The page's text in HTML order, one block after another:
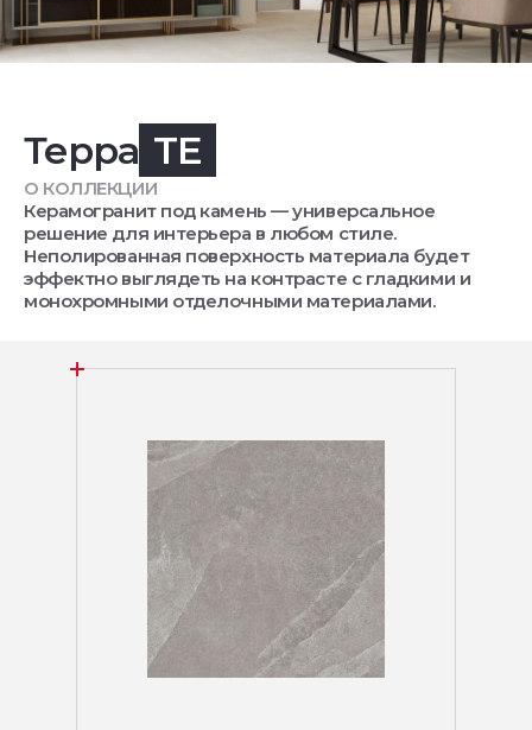
Терра TE
О КОЛЛЕКЦИИ
Керамогранит под камень — универсальное
решение для интерьера в любом стиле.
Неполированная поверхность материала будет
эффектно выглядеть на контрасте с гладкими и
монохромными отделочными материалами.